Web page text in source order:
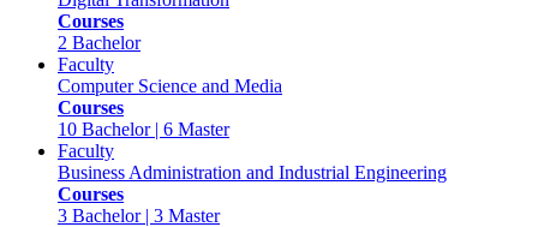
Courses
2 Bachelor
Faculty
Computer Science and Media
Courses
10 Bachelor | 6 Master
Faculty
Business Administration and Industrial Engineering
Courses
3 Bachelor | 3 Master